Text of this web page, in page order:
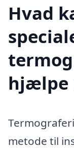
Hvad
hjælpe
metode til